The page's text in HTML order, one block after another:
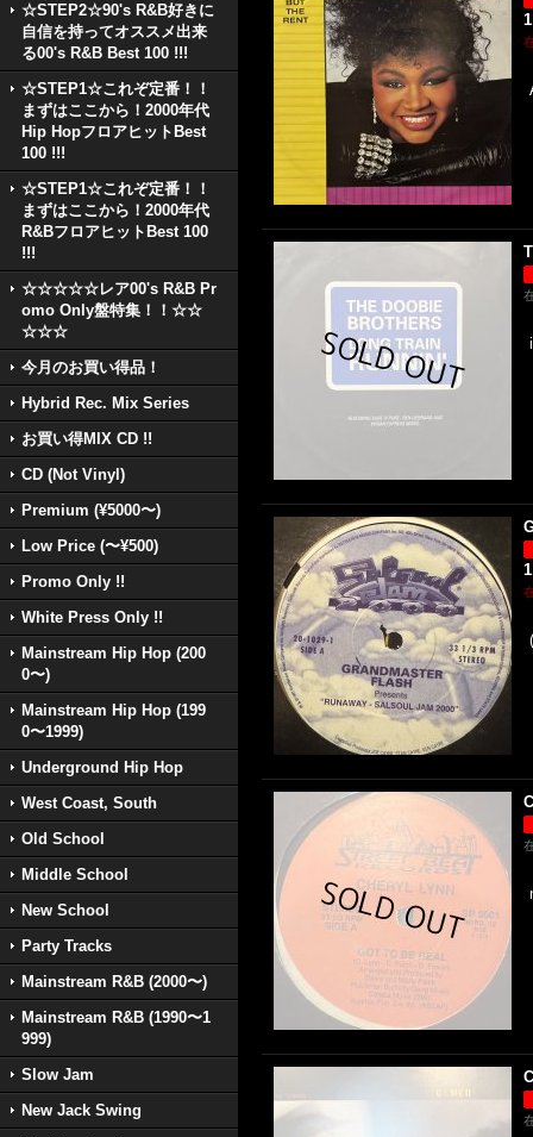
☆STEP2☆90's R&B好きに
自信を持ってオススメ出来
る00's R&B Best 100 !!!
☆STEP1☆これぞ定番！！
まずはここから！2000年代
Hip HopフロアヒットBest
100 !!!
☆STEP1☆これぞ定番！！
まずはここから！2000年代
R&BフロアヒットBest 100
!!!
☆☆☆☆☆レア00's R&B Pr
omo Only盤特集！！☆☆
☆☆☆
今月のお買い得品！
Hybrid Rec. Mix Series
お買い得MIX CD !!
CD (Not Vinyl)
Premium (¥5000〜)
Low Price (〜¥500)
Promo Only !!
White Press Only !!
Mainstream Hip Hop (200
0〜)
Mainstream Hip Hop (199
0〜1999)
Underground Hip Hop
West Coast, South
Old School
Middle School
New School
Party Tracks
Mainstream R&B (2000〜)
Mainstream R&B (1990〜1
999)
Slow Jam
New Jack Swing